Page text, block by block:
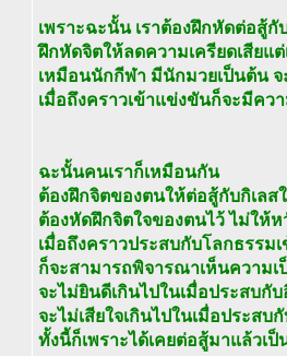
เพราะฉะนั้น เราต้องฝึกหัดต่อสู้
ฝึกหัดจิตให้ลดความเครียดเสียแต่
เหมือนนักกีฬา มีนักมวยเป็นต้น
เมื่อถึงคราวเข้าแข่งขันก็จะมีคว
ฉะนั้นคนเราก็เหมือนกัน
ต้องฝึกจิตของตนให้ต่อสู้กับกิเลส
ต้องหัดฝึกจิตใจของตนไว้ ไม่ให้
เมื่อถึงคราวประสบกับโลกธรรมเ
ก็จะสามารถพิจารณาเห็นความเ
จะไม่ยินดีเกินไปในเมื่อประสบกั
จะไม่เสียใจเกินไปในเมื่อประส
ทั้งนี้ก็เพราะได้เคยต่อสู้มาแล้วเ